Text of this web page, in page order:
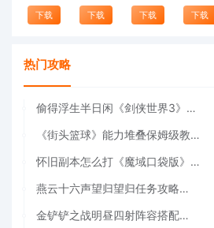
下载 下载 下载 下载
热门攻略
偷得浮生半日闲《剑侠世界3》江湖春日休闲攻略(再偷浮生两贯钱)
《街头篮球》能力堆叠保姆级教程2025年版
怀旧副本怎么打《魔域口袋版》限时副本攻略(怀旧服各副本任务一览)
燕云十六声望归望归任务攻略方法(燕云十六声望归望归)
金铲铲之战明昼四射阵容搭配推荐(金铲铲之战国际服)